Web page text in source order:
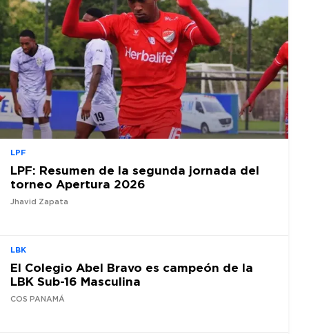
LPF
LPF: Resumen de la segunda jornada del
torneo Apertura 2026
Jhavid Zapata
LBK
El Colegio Abel Bravo es campeón de la
LBK Sub-16 Masculina
COS PANAMÁ